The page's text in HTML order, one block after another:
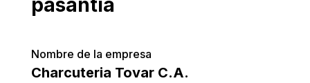
pasantía
Nombre de la empresa
Charcuteria Tovar C.A.